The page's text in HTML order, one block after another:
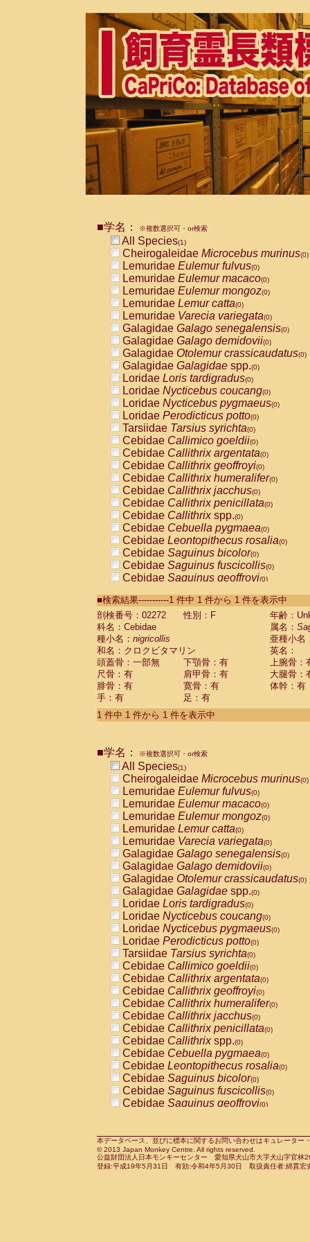
■学名： ※複数選択可・or検索
All Species(1)
Cheirogaleidae Microcebus murinus(0)
Lemuridae Eulemur fulvus(0)
Lemuridae Eulemur macaco(0)
Lemuridae Eulemur mongoz(0)
Lemuridae Lemur catta(0)
Lemuridae Varecia variegata(0)
Galagidae Galago senegalensis(0)
Galagidae Galago demidovii(0)
Galagidae Otolemur crassicaudatus(0)
Galagidae Galagidae spp.(0)
Loridae Loris tardigradus(0)
Loridae Nycticebus coucang(0)
Loridae Nycticebus pygmaeus(0)
Loridae Perodicticus potto(0)
Tarsiidae Tarsius syrichta(0)
Cebidae Callimico goeldii(0)
Cebidae Callithrix argentata(0)
Cebidae Callithrix geoffroyi(0)
Cebidae Callithrix humeralifer(0)
Cebidae Callithrix jacchus(0)
Cebidae Callithrix penicillata(0)
Cebidae Callithrixspp.(0)
Cebidae Cebuella pygmaea(0)
Cebidae Leontopithecus rosalia(0)
Cebidae Saguinus bicolor(0)
Cebidae Saguinus fuscicollis(0)
Cebidae Saguinus geoffroyi(0)
CebidaeSaguinus labiatus(0)
Cebidae Saguinus leucopus (0)
Cebidae
CebidaeSaguinus mystax
CebidaeSaguinus nigricollis (1)
Cebidae Saguinus oedipus
Cebidae Saguinus weddelli
Cebidae Saguinusspp.
Cebidae Aotus trivirgatus
Cebidae Cebus albifrons
CebidaeCebus nigrivittatus
CebidaeCebus
CebidaeSaimiri boliviensis(0)
CebidaeSaimiri sciureus(0)
AtelidaeAlouatta caraya(0)
AtelidaeAlouatta fusca(0)
AtelidaeAlouatta seniculus
AtelidaeAlouattaspp.(0)
AtelidaeAteles belzebuth(0)
AtelidaeAteles geoffroyi(0)
AtelidaeAteles paniscus(0)
AtelidaeAtelesspp.(0)
Atelidae Lagothrix lagothricha
AtelidaeLagothrix lagothricha cana
PitheciidaeCacajao calvus
PitheciidaeCallicebus cupreus
PitheciidaeCallicebus donacophilus
PitheciidaeCallicebus moloch
PitheciidaeCallicebus torquatus
PitheciidaeCallicebusspp.(0)
PitheciidaeChiropotes satanas(0)
PitheciidaePithecia monachus
PitheciidaePithecia pithecia(0)
CercopithecidaeCercocebus agilis
CercopithecidaeCercocebus
CercopithecidaeCercocebus
CercopithecidaeCercocebus
CercopithecidaeCercocebus
CercopithecidaeCercocebushybrid
CercopithecidaePapio anubis(0)
CercopithecidaePapio cynocephalus
CercopithecidaePapio hamadryas(0)
■検索結果-----------1 件中 1 件から 1 件を表示中
剖検番号：02272
性別：F
年齢：
科名：Cebidae
属名：
種小名： nigricollis
亜種小名
和名：クロクビタマリン
英名：
頭蓋骨：一部無
下顎骨：有
上腕骨：
尺骨：有
肩甲骨：有
大腿骨：
腓骨：有
寛骨：有
体幹：有
手：有
足：有
1 件中 1 件から 1 件を表示中
■学名： ※複数選択可・or検索
All Species(1)
Cheirogaleidae Microcebus murinus(0)
Lemuridae Eulemur fulvus(0)
Lemuridae Eulemur macaco(0)
Lemuridae Eulemur mongoz(0)
Lemuridae Lemur catta(0)
Lemuridae Varecia variegata(0)
Galagidae Galago senegalensis(0)
Galagidae Galago demidovii(0)
Galagidae Otolemur crassicaudatus(0)
Galagidae Galagidae spp.(0)
Loridae Loris tardigradus(0)
Loridae Nycticebus coucang(0)
Loridae Nycticebus pygmaeus(0)
Loridae Perodicticus potto(0)
Tarsiidae Tarsius syrichta(0)
Cebidae Callimico goeldii(0)
Cebidae Callithrix argentata(0)
Cebidae Callithrix geoffroyi(0)
Cebidae Callithrix humeralifer(0)
Cebidae Callithrix jacchus(0)
Cebidae Callithrix penicillata(0)
Cebidae Callithrixspp.(0)
Cebidae Cebuella pygmaea(0)
Cebidae Leontopithecus rosalia(0)
Cebidae Saguinus bicolor(0)
Cebidae Saguinus fuscicollis(0)
Cebidae Saguinus geoffroyi(0)
CebidaeSaguinus leucopus(0)
CebidaeSaguinus midas(0)
Cebidae Saguinus mystax(0)
本データベース、並びに標本に関するお問い合わせはキュレータ
© 2013 Japan Monkey Centre. All rights reserved.
公益財団法人日本モンキーセンター 愛知県犬山市大字犬山字官
登録:平成19年5月31日 有効:令和4年5月30日 取扱責任者:綿貫宏